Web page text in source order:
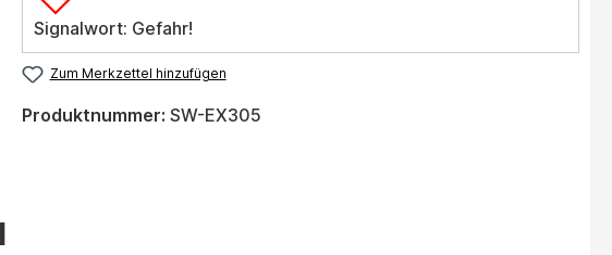
Signalwort: Gefahr!
Zum Merkzettel hinzufügen
Produktnummer:SW-EX305